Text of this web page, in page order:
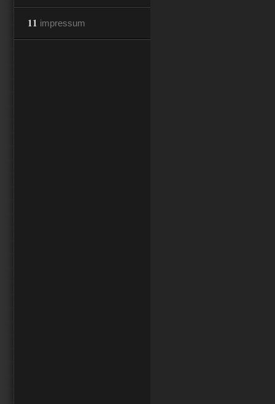
11 impressum